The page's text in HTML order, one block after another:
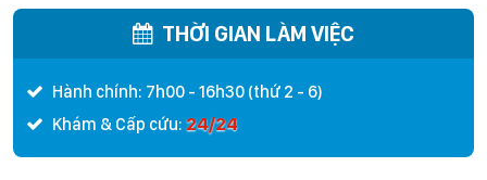
THỜI GIAN LÀM VIỆC
Hành chính: 7h00 - 16h30 (thứ 2 - 6)
Khám & Cấp cứu: 24/24